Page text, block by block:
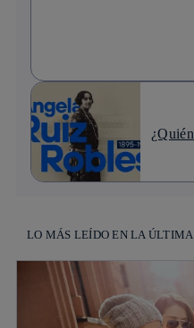
LO MÁS LEÍDO EN LA